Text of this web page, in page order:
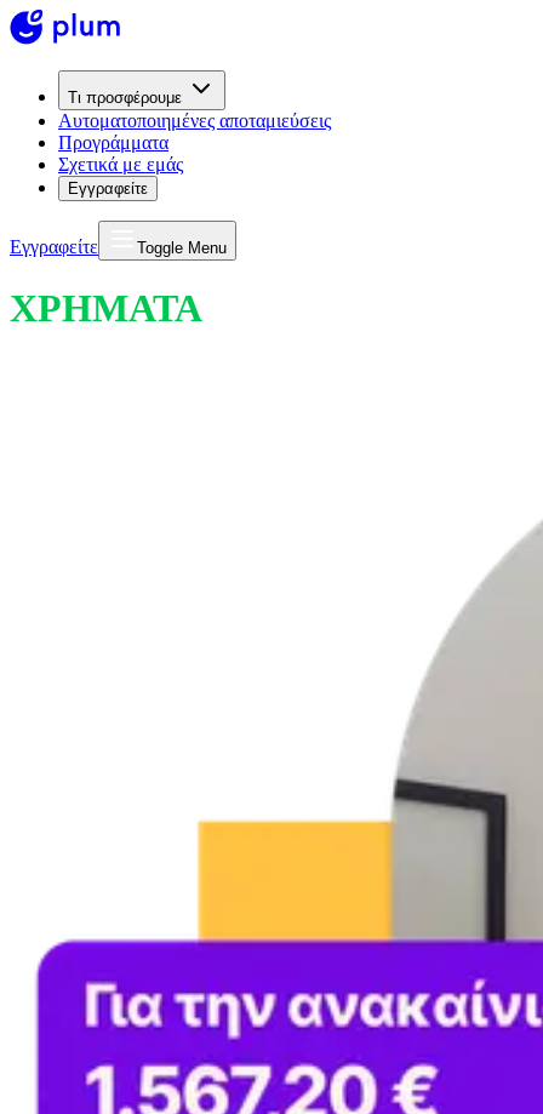
Τι προσφέρουμε
Αυτοματοποιημένες αποταμιεύσεις
Προγράμματα
Σχετικά με εμάς
Εγγραφείτε
Εγγραφείτε Toggle Menu
ΧΡΗΜΑΤΑ